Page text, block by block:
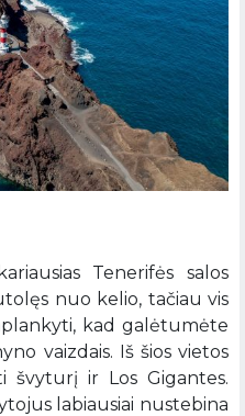
Tenerifės salos
nuo kelio, tačiau vis
kad galėtumėte
vaizdais. Iš šios vietos
švyturį ir Los Gigantes.
labiausiai nustebina